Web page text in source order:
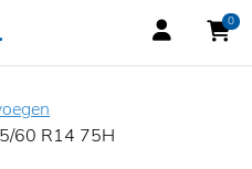
0
60 R14 75H